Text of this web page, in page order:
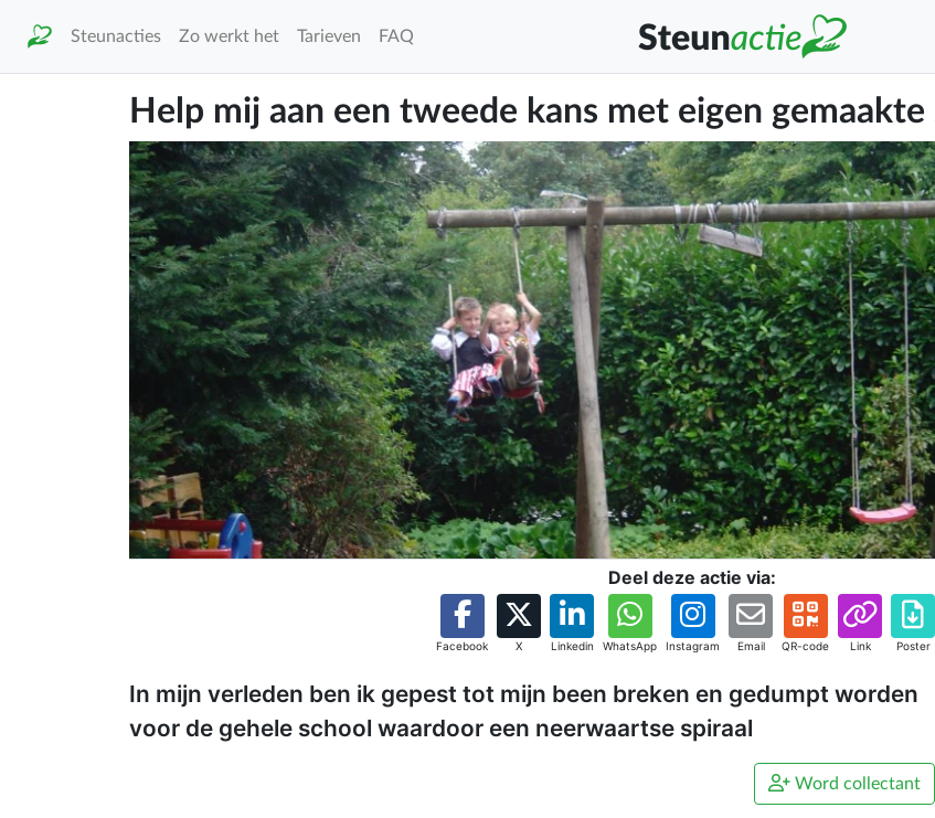
Steunacties Zo werkt het Tarieven FAQ
Help mij aan een tweede kans met eigen gemaakte
Deel deze actie via:
Facebook X Linkedin WhatsApp Instagram Email QR-code Link Poster
In mijn verleden ben ik gepest tot mijn been breken en gedumpt worden
voor de gehele school waardoor een neerwaartse spiraal
Word collectant